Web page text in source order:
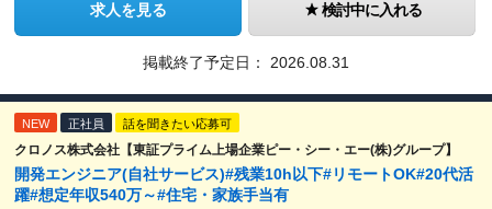
求人を見る 検討中に入れる
掲載終了予定日： 2026.08.31
NEW 正社員 話を聞きたい応募可
クロノス株式会社【東証プライム上場企業ピー・シー・エー(株)グループ】
開発エンジニア(自社サービス)#残業10h以下#リモートOK#20代活
躍#想定年収540万～#住宅・家族手当有